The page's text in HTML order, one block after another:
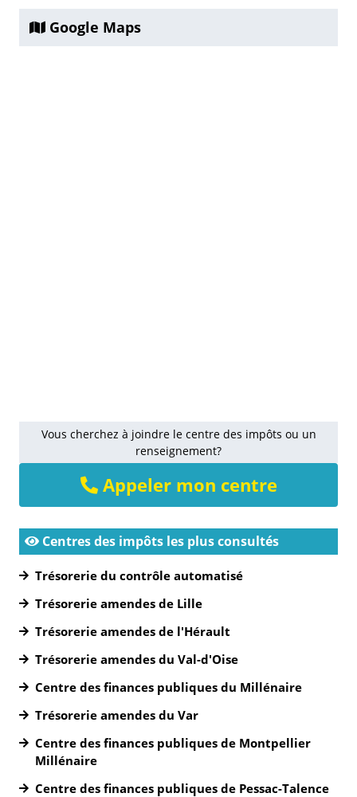
Google Maps
Vous cherchez à joindre le centre des impôts ou un
renseignement?
Appeler mon centre
Centres des impôts les plus consultés
Trésorerie du contrôle automatisé
Trésorerie amendes de Lille
Trésorerie amendes de l'Hérault
Trésorerie amendes du Val-d'Oise
Centre des finances publiques du Millénaire
Trésorerie amendes du Var
Centre des finances publiques de Montpellier
Millénaire
Centre des finances publiques de Pessac-Talence